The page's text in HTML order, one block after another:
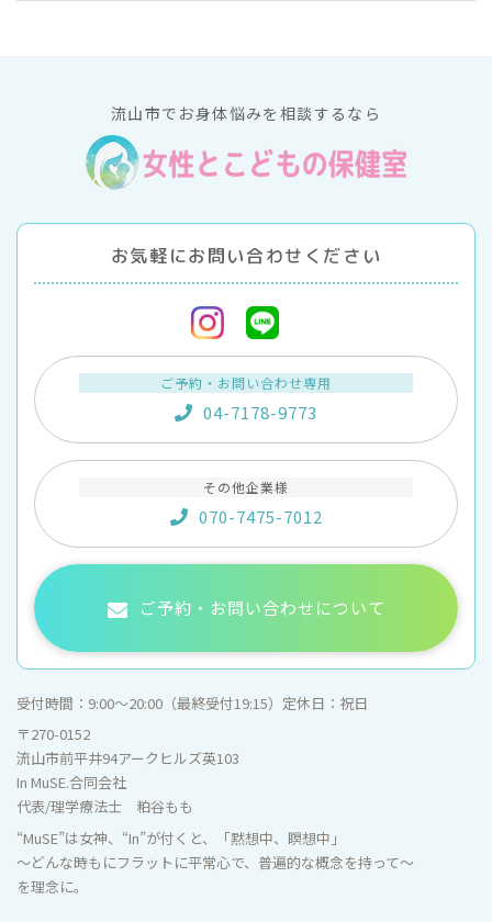
流山市でお身体悩みを相談するなら
お気軽にお問い合わせください
ご予約・お問い合わせ専用
04-7178-9773
その他企業様
070-7475-7012
ご予約・お問い合わせについて
受付時間： 9:00〜20:00（最終受付19:15） 定休日： 祝日
〒270-0152
流山市前平井94アークヒルズ英103
In MuSE.合同会社
代表/理学療法士 粕谷もも
“MuSE”は女神、“In”が付くと、「黙想中、瞑想中」
～どんな時もにフラットに平常心で、普遍的な概念を持って～
を理念に。